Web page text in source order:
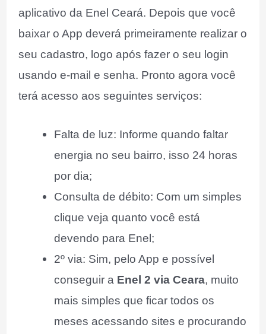
aplicativo da Enel Ceará. Depois que você
baixar o App deverá primeiramente realizar o
seu cadastro, logo após fazer o seu login
usando e-mail e senha. Pronto agora você
terá acesso aos seguintes serviços:
Falta de luz: Informe quando faltar
energia no seu bairro, isso 24 horas
por dia;
Consulta de débito: Com um simples
clique veja quanto você está
devendo para Enel;
2º via: Sim, pelo App e possível
conseguir a Enel 2 via Ceara, muito
mais simples que ficar todos os
meses acessando sites e procurando